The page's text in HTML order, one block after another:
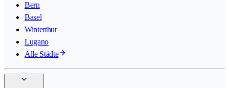
Bern
Basel
Winterthur
Lugano
Alle Städte